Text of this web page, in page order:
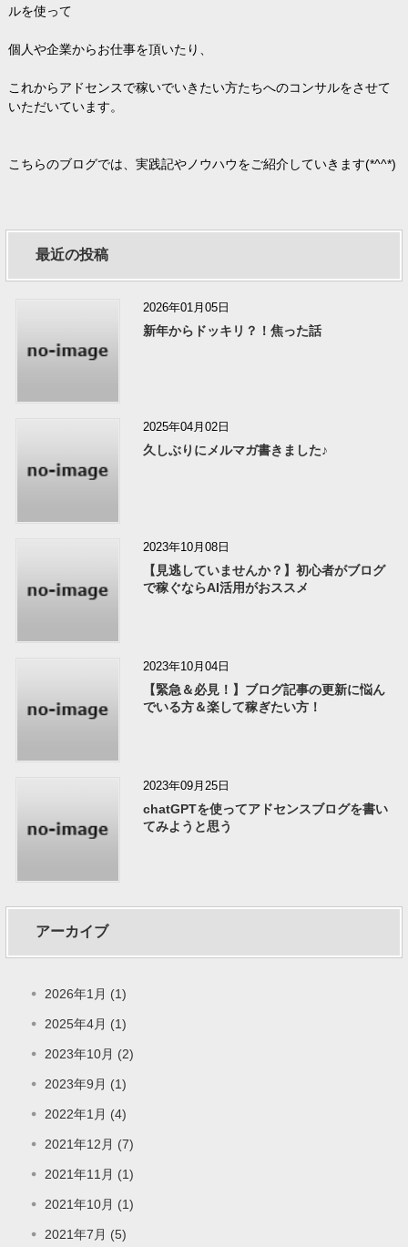
ルを使って
個人や企業からお仕事を頂いたり、
これからアドセンスで稼いでいきたい方たちへのコンサルをさせて
いただいています。
こちらのブログでは、実践記やノウハウをご紹介していきます(*^^*)
最近の投稿
2026年01月05日
新年からドッキリ？！焦った話
2025年04月02日
久しぶりにメルマガ書きました♪
2023年10月08日
【見逃していませんか？】初心者がブログ
で稼ぐならAI活用がおススメ
2023年10月04日
【緊急＆必見！】ブログ記事の更新に悩ん
でいる方＆楽して稼ぎたい方！
2023年09月25日
chatGPTを使ってアドセンスブログを書い
てみようと思う
アーカイブ
2026年1月 (1)
2025年4月 (1)
2023年10月 (2)
2023年9月 (1)
2022年1月 (4)
2021年12月 (7)
2021年11月 (1)
2021年10月 (1)
2021年7月 (5)